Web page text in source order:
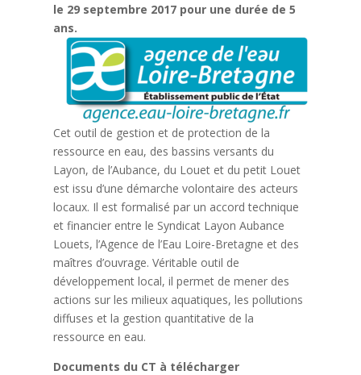
le 29 septembre 2017 pour une durée de 5
ans.
Cet outil de gestion et de protection de la
ressource en eau, des bassins versants du
Layon, de l’Aubance, du Louet et du petit Louet
est issu d’une démarche volontaire des acteurs
locaux. Il est formalisé par un accord technique
et financier entre le Syndicat Layon Aubance
Louets, l’Agence de l’Eau Loire-Bretagne et des
maîtres d’ouvrage. Véritable outil de
développement local, il permet de mener des
actions sur les milieux aquatiques, les pollutions
diffuses et la gestion quantitative de la
ressource en eau.
Documents du CT à télécharger